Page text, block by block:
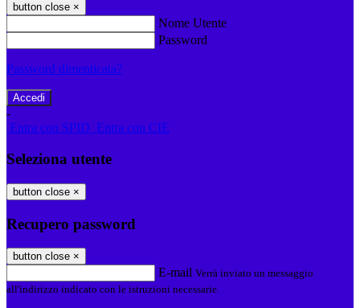
button close ×
Nome Utente
Password
Password dimenticata?
-
Entra con SPID Entra con CIE
Seleziona utente
button close ×
Recupero password
button close ×
E-mail Verrà inviato un messaggio
all'indirizzo indicato con le istruzioni necessarie.